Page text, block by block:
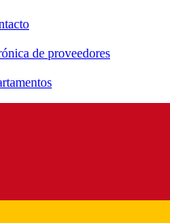
de proveedores